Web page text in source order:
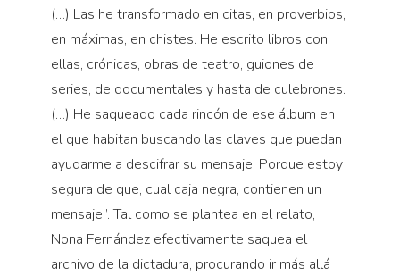
(…) Las he transformado en citas, en proverbios,
en máximas, en chistes. He escrito libros con
ellas, crónicas, obras de teatro, guiones de
series, de documentales y hasta de culebrones.
(…) He saqueado cada rincón de ese álbum en
el que habitan buscando las claves que puedan
ayudarme a descifrar su mensaje. Porque estoy
segura de que, cual caja negra, contienen un
mensaje”. Tal como se plantea en el relato,
Nona Fernández efectivamente saquea el
archivo de la dictadura, procurando ir más allá